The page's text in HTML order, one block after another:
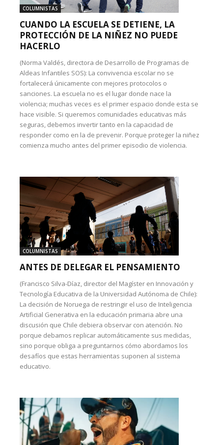
COLUMNISTAS
CUANDO LA ESCUELA SE DETIENE, LA
PROTECCIÓN DE LA NIÑEZ NO PUEDE
HACERLO
(Norma Valdés, directora de Desarrollo de Programas de
Aldeas Infantiles SOS): La convivencia escolar no se
fortalecerá únicamente con mejores protocolos o
sanciones. La escuela no es el lugar donde nace la
violencia; muchas veces es el primer espacio donde esta se
hace visible. Si queremos comunidades educativas más
seguras, debemos invertir tanto en la capacidad de
responder como en la de prevenir. Porque proteger la niñez
comienza mucho antes del primer episodio de violencia.
COLUMNISTAS
ANTES DE DELEGAR EL PENSAMIENTO
(Francisco Silva-Díaz, director del Magíster en Innovación y
Tecnología Educativa de la Universidad Autónoma de Chile):
La decisión de Noruega de restringir el uso de Inteligencia
Artificial Generativa en la educación primaria abre una
discusión que Chile debiera observar con atención. No
porque debamos replicar automáticamente sus medidas,
sino porque obliga a preguntarnos cómo abordamos los
desafíos que estas herramientas suponen al sistema
educativo.